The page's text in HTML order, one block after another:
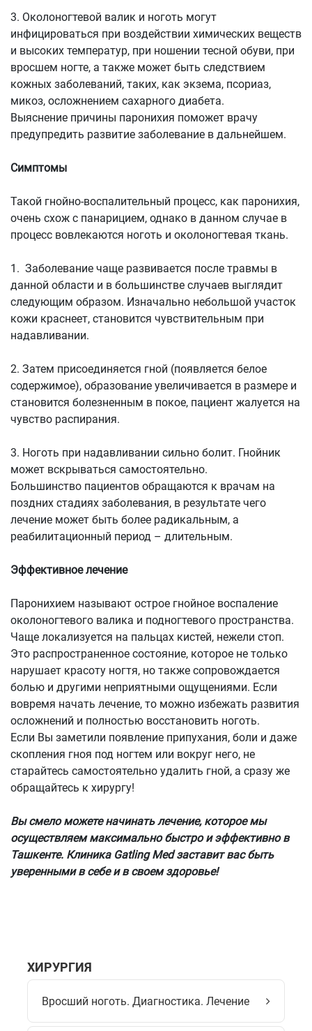
3. Околоногтевой валик и ноготь могут
инфицироваться при воздействии химических веществ
и высоких температур, при ношении тесной обуви, при
вросшем ногте, а также может быть следствием
кожных заболеваний, таких, как экзема, псориаз,
микоз, осложнением сахарного диабета.
Выяснение причины паронихия поможет врачу
предупредить развитие заболевание в дальнейшем.
Симптомы
Такой гнойно-воспалительный процесс, как паронихия,
очень схож с панарицием, однако в данном случае в
процесс вовлекаются ноготь и околоногтевая ткань.
1. Заболевание чаще развивается после травмы в
данной области и в большинстве случаев выглядит
следующим образом. Изначально небольшой участок
кожи краснеет, становится чувствительным при
надавливании.
2. Затем присоединяется гной (появляется белое
содержимое), образование увеличивается в размере и
становится болезненным в покое, пациент жалуется на
чувство распирания.
3. Ноготь при надавливании сильно болит. Гнойник
может вскрываться самостоятельно.
Большинство пациентов обращаются к врачам на
поздних стадиях заболевания, в результате чего
лечение может быть более радикальным, а
реабилитационный период – длительным.
Эффективное лечение
Паронихием называют острое гнойное воспаление
околоногтевого валика и подногтевого пространства.
Чаще локализуется на пальцах кистей, нежели стоп.
Это распространенное состояние, которое не только
нарушает красоту ногтя, но также сопровождается
болью и другими неприятными ощущениями. Если
вовремя начать лечение, то можно избежать развития
осложнений и полностью восстановить ноготь.
Если Вы заметили появление припухания, боли и даже
скопления гноя под ногтем или вокруг него, не
старайтесь самостоятельно удалить гной, а сразу же
обращайтесь к хирургу!
Вы смело можете начинать лечение, которое мы
осуществляем максимально быстро и эффективно в
Ташкенте. Клиника Gatling Med заставит вас быть
уверенными в себе и в своем здоровье!
ХИРУРГИЯ
Вросший ноготь. Диагностика. Лечение